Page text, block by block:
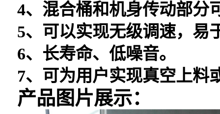
4、混合桶和机身传动部分
5、可以实现无级调速，易
6、长寿命、低噪音。
7、可为用户实现真空上料
产品图片展示：